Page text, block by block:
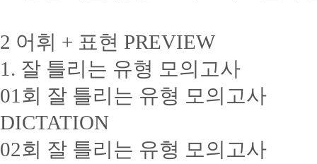
2 어휘 + 표현 PREVIEW
1. 잘 틀리는 유형 모의고사
01회 잘 틀리는 유형 모의고사
DICTATION
02회 잘 틀리는 유형 모의고사